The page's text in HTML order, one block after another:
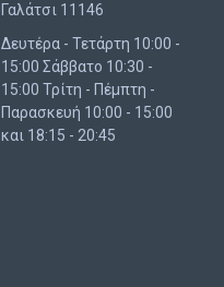
Γαλάτσι 11146
Δευτέρα - Τετάρτη 10:00 -
15:00 Σάββατο 10:30 -
15:00 Τρίτη - Πέμπτη -
Παρασκευή 10:00 - 15:00
και 18:15 - 20:45